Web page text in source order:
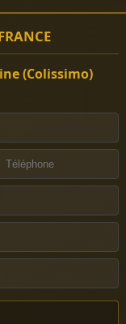
(Colissimo)